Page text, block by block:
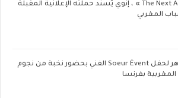
مع « The Next Ad » ، إنوي يُسند حملته الإعلانية المقبلة
المغربي
نجاح باهر لحفل Soeur Évent الفني بحضور نخبة من نجوم
المغربية بفرنسا